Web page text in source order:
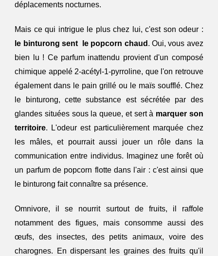
déplacements nocturnes.
le binturong sent  le popcorn chaud . Oui, vous avez
bien lu ! Ce parfum inattendu provient d'un composé
chimique appelé 2-acétyl-1-pyrroline, que l'on retrouve
également dans le pain grillé ou le maïs soufflé. Chez
le binturong, cette substance est sécrétée par des
glandes situées sous la queue, et sert à marquer son
territoire. L'odeur est particulièrement marquée chez
les mâles, et pourrait aussi jouer un rôle dans la
communication entre individus. Imaginez une forêt où
un parfum de popcorn flotte dans l'air : c'est ainsi que
le binturong fait connaître sa présence.
Omnivore, il se nourrit surtout de fruits, il raffole
notamment des figues, mais consomme aussi des
œufs, des insectes, des petits animaux, voire des
charognes. En dispersant les graines des fruits qu'il